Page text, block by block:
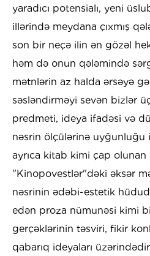
yaradıcı potensialı, yeni
illərində meydana çıxmış
son bir neçə ilin ən gözəl
həm də onun qələmində
mətnlərin az halda ərsəyə
səsləndirməyi sevən bizlər
predmeti, ideya ifadəsi və
nəsrin ölçülərinə uyğunluğu
ayrıca kitab kimi çap
"Kinopovestlər"dəki əksər
nəsrinin ədəbi-estetik
edən proza nümunəsi kimi
gerçəklərinin təsviri, fikir
qabarıq ideyaları